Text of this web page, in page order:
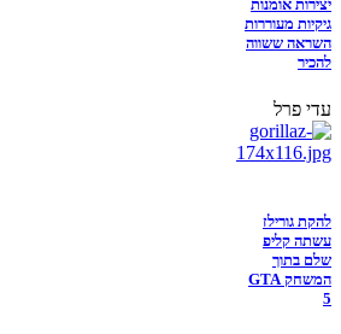
יצירות אומנות
גיקיות מעוררות
השראה ששווה
להכיר
עדי פרל
להקת גורילז
עשתה קליפ
שלם בתוך
המשחק GTA
5